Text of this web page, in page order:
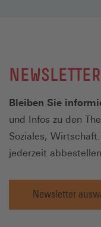
Bleiben Sie
und Infos zu den
Soziales,
jederzeit abbestellen.
Newsletter